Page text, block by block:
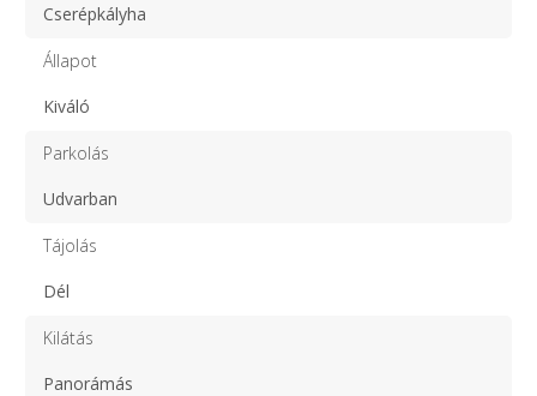
Cserépkályha
Állapot
Kiváló
Parkolás
Udvarban
Tájolás
Dél
Kilátás
Panorámás